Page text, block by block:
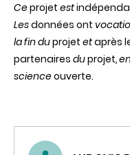
Ceprojet est
Lesdonnées ont
la fin duprojet etaprès
partenaires duprojet,
scienceouverte.